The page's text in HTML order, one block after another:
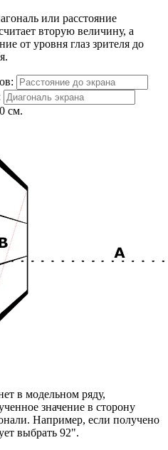
или расстояние
вторую величину, а
от уровня глаз зрителя до
0 см.
в модельном ряду,
значение в сторону
Например, если получено
выбрать 92".